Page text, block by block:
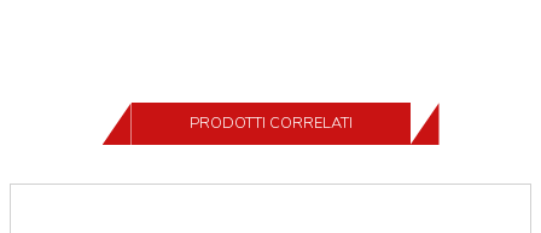
PRODOTTI CORRELATI